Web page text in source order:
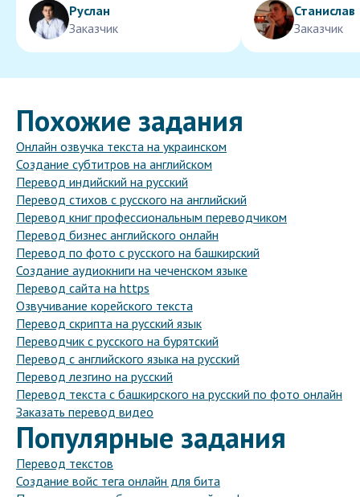
Руслан
Заказчик
Станислав
Заказчик
Похожие задания
Онлайн озвучка текста на украинском
Создание субтитров на английском
Перевод индийский на русский
Перевод стихов с русского на английский
Перевод книг профессиональным переводчиком
Перевод бизнес английского онлайн
Перевод по фото с русского на башкирский
Создание аудиокниги на чеченском языке
Перевод сайта на https
Озвучивание корейского текста
Перевод скрипта на русский язык
Переводчик с русского на бурятский
Перевод с английского языка на русский
Перевод лезгино на русский
Перевод текста с башкирского на русский по фото онлайн
Заказать перевод видео
Популярные задания
Перевод текстов
Создание войс тега онлайн для бита